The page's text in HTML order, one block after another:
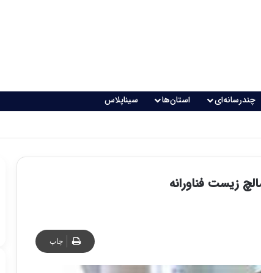
چندرسانه‌ای استان‌ها سیناپلاس
خطرناک می‌شود
زیست فناورانه
چاپ